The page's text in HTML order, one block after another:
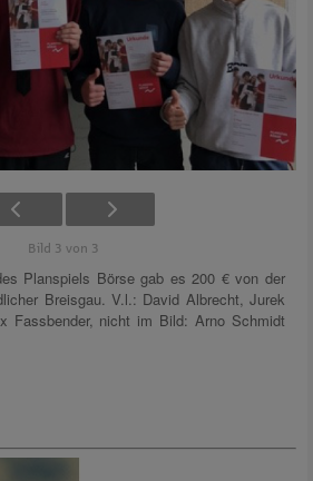
Bild 3 von 3
Planspiels Börse gab es 200 € von der
Breisgau. V.l.: David Albrecht, Jurek
Fassbender, nicht im Bild: Arno Schmidt